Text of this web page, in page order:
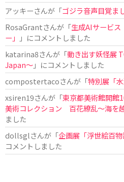
アッキーさんが「ゴジラ音声目覚ま
RosaGrantさんが「生成AIサービス
ー」
」にコメントしました
katarina8さんが「動き出す妖怪展
Japan〜」にコメントしました
compostertacoさんが「特別展「水
xsiren19さんが「東京都美術館開
美術コレクション 百花繚乱～海を
ました
dollsglさんが「企画展「浮世絵百
コメントしました